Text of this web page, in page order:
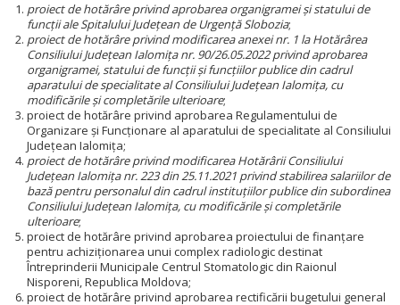
proiect de hotărâre privind aprobarea organigramei și statului de
funcţii ale Spitalului Județean de Urgență Slobozia;
proiect de hotărâre privind modificarea anexei nr. 1 la Hotărârea
Consiliului Judeţean Ialomiţa nr. 90/26.05.2022 privind aprobarea
organigramei, statului de funcţii și funcțiilor publice din cadrul
aparatului de specialitate al Consiliului Județean Ialomița, cu
modificările și completările ulterioare;
proiect de hotărâre privind aprobarea Regulamentului de
Organizare şi Funcţionare al aparatului de specialitate al Consiliului
Judeţean Ialomiţa;
proiect de hotărâre privind modificarea Hotărârii Consiliului
Judeţean Ialomiţa nr. 223 din 25.11.2021 privind stabilirea salariilor de
bază pentru personalul din cadrul instituţiilor publice din subordinea
Consiliului Judeţean Ialomiţa, cu modificările și completările
ulterioare;
proiect de hotărâre privind aprobarea proiectului de finanțare
pentru achiziționarea unui complex radiologic destinat
Întreprinderii Municipale Centrul Stomatologic din Raionul
Nisporeni, Republica Moldova;
proiect de hotărâre privind aprobarea rectificării bugetului general